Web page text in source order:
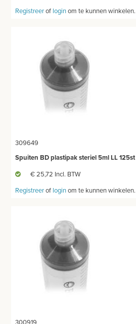
Registreerof loginom te kunnen winkelen.
309649
Spuiten BD plastipak steriel 5ml LL 125st
€ 25,72 Incl. BTW
Registreerof loginom te kunnen winkelen.